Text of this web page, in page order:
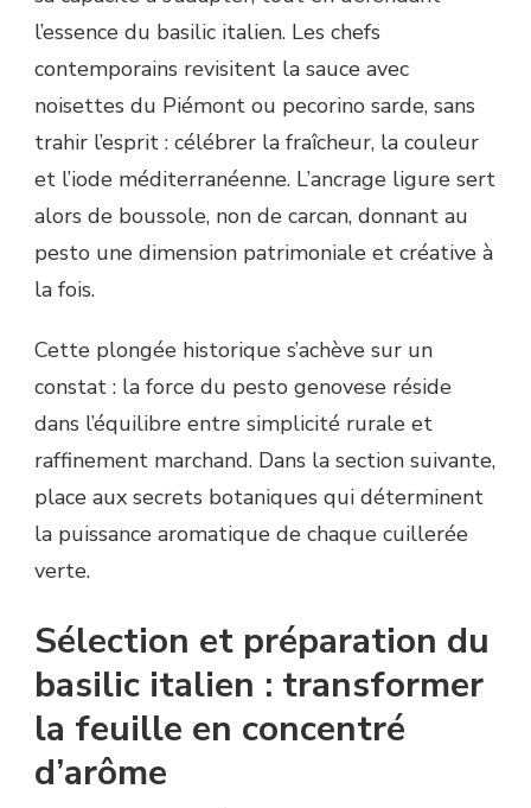
l’essence du basilic italien. Les chefs
contemporains revisitent la sauce avec
noisettes du Piémont ou pecorino sarde, sans
trahir l’esprit : célébrer la fraîcheur, la couleur
et l’iode méditerranéenne. L’ancrage ligure sert
alors de boussole, non de carcan, donnant au
pesto une dimension patrimoniale et créative à
la fois.
Cette plongée historique s’achève sur un
constat : la force du pesto genovese réside
dans l’équilibre entre simplicité rurale et
raffinement marchand. Dans la section suivante,
place aux secrets botaniques qui déterminent
la puissance aromatique de chaque cuillerée
verte.
Sélection et préparation du
basilic italien : transformer
la feuille en concentré
d’arôme